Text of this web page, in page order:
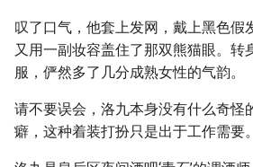
叹了口气，他套上发网，戴上黑色假
又用一副妆容盖住了那双熊猫眼。转
服，俨然多了几分成熟女性的气韵。
请不要误会，洛九本身没有什么奇怪
癖，这种着装打扮只是出于工作需要。